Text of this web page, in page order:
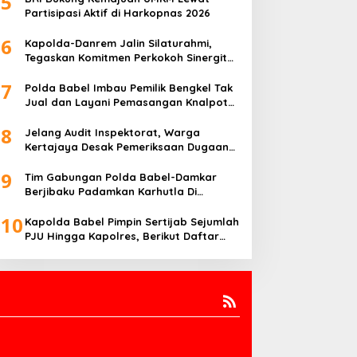
Partisipasi Aktif di Harkopnas 2026
6
Kapolda-Danrem Jalin Silaturahmi,
Tegaskan Komitmen Perkokoh Sinergitas
7
Polda Babel Imbau Pemilik Bengkel Tak
Jual dan Layani Pemasangan Knalpot
8
Jelang Audit Inspektorat, Warga
Kertajaya Desak Pemeriksaan Dugaan
Transparan
9
Tim Gabungan Polda Babel-Damkar
Berjibaku Padamkan Karhutla Di
10 Kapolda Babel Pimpin Sertijab Sejumlah
PJU Hingga Kapolres, Berikut Daftar